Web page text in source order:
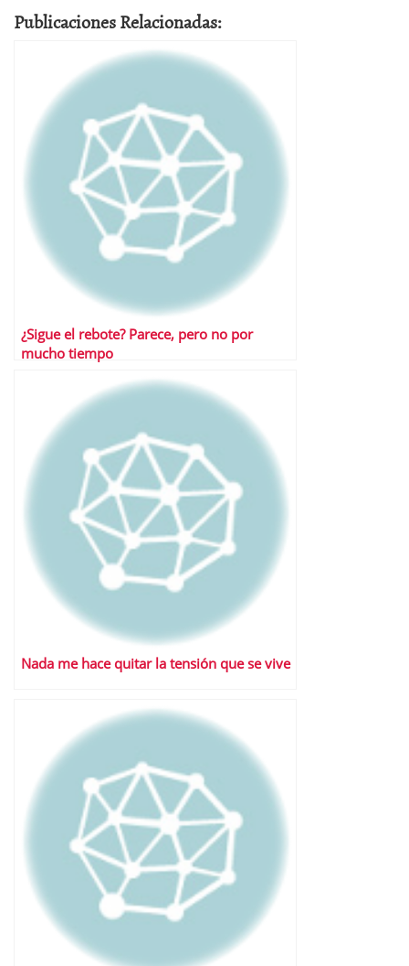
Publicaciones Relacionadas:
¿Sigue el rebote? Parece, pero no por
mucho tiempo
Nada me hace quitar la tensión que se vive